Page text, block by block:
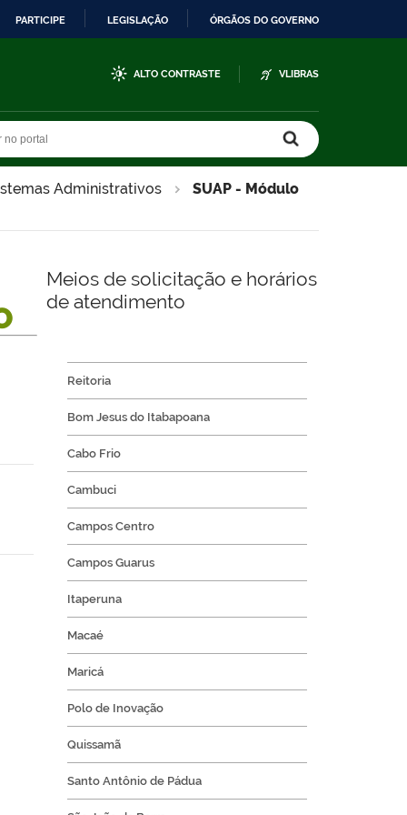
PARTICIPE LEGISLAÇÃO ÓRGÃOS DO GOVERNO
ALTO CONTRASTE VLIBRAS
Administrativos SUAP - Módulo
Meios de solicitação e horários
de atendimento
Reitoria
Bom Jesus do Itabapoana
Cabo Frio
Cambuci
Campos Centro
Campos Guarus
Itaperuna
Macaé
Maricá
Polo de Inovação
Quissamã
Santo Antônio de Pádua